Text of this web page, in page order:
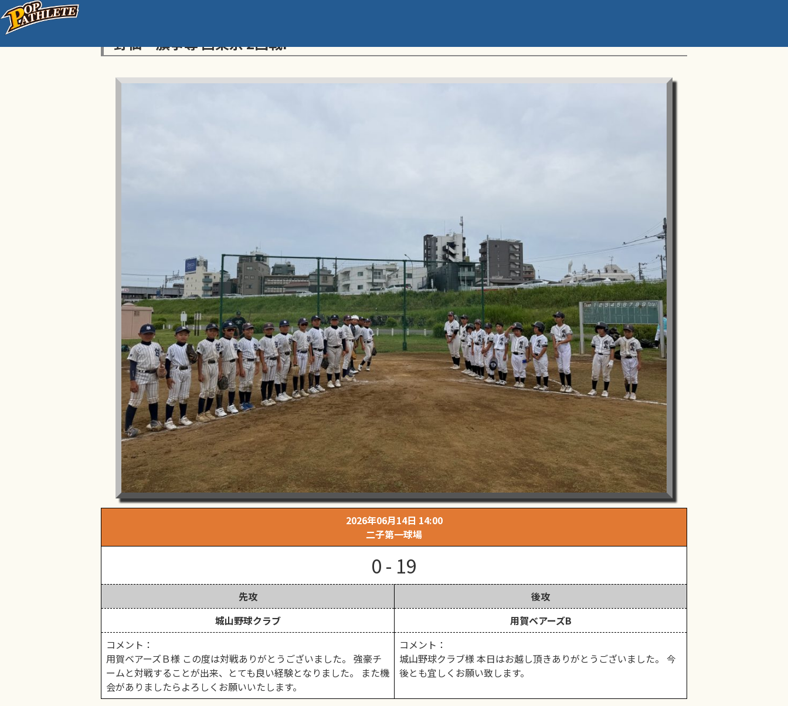
野仙一旗争奪 西東京 2回戦I
2026年06月14日 14:00
二子第一球場
0 - 19
先攻
後攻
城山野球クラブ
用賀ベアーズB
コメント：
用賀ベアーズＢ様 この度は対戦ありがとうございました。 強豪チ
ームと対戦することが出来、とても良い経験となりました。 また機
会がありましたらよろしくお願いいたします。
コメント：
城山野球クラブ様 本日はお越し頂きありがとうございました。 今
後とも宜しくお願い致します。